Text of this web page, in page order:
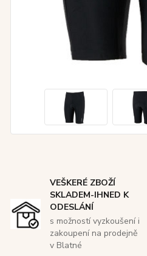
VEŠKERÉ ZBOŽÍ
SKLADEM-IHNED K
ODESLÁNÍ
s možností vyzkoušení i
zakoupení na prodejně
v Blatné